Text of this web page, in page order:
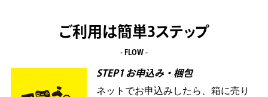
ご利用は簡単3ステップ
- FLOW -
STEP1 お申込み・梱包
ネットでお申込みしたら、箱に売り